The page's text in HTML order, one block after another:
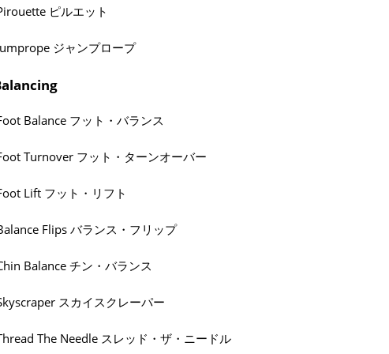
ピルエット
ジャンプロープ
Balance フット・バランス
Turnover フット・ターンオーバー
Lift フット・リフト
Flips バランス・フリップ
Balance チン・バランス
スカイスクレーパー
The Needle スレッド・ザ・ニードル